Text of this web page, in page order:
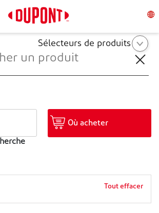
Sélecteurs de produits
Où acheter
Tout effacer